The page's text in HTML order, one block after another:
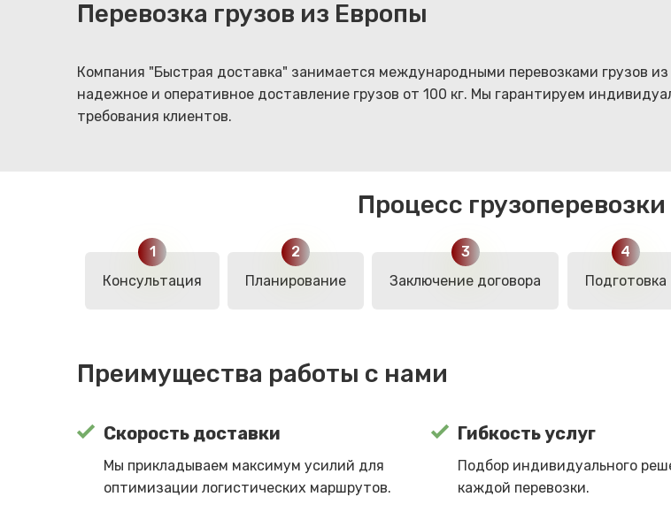
Перевозка грузов из Европы
Компания "Быстрая доставка" занимается международными перевозками грузов
надежное и оперативное доставление грузов от 100 кг. Мы гарантируем
требования клиентов.
Процесс
Консультация Планирование Заключение договора Подготовка
Преимущества работы с нами
Скорость доставки
Мы прикладываем максимум усилий для
оптимизации логистических маршрутов.
Гибкость услуг
Подбор индивидуального
каждой перевозки.